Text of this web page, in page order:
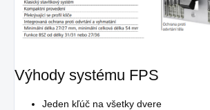
Výhody systému FPS
Jeden kľúč na všetky dvere